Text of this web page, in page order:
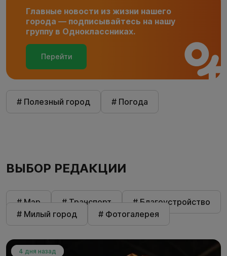
Главные новости из жизни нашего
города — подписывайтесь на нашу
группу в Одноклассниках.
Перейти
# Полезный город # Погода
ВЫБОР РЕДАКЦИИ
# Мэр # Транспорт
# Благоустройство
# Милый город
# Фотогалерея
4 дня назад